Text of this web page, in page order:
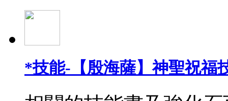
*技能-【殷海薩】神聖祝福